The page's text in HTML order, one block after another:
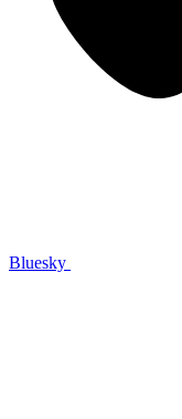
Bluesky